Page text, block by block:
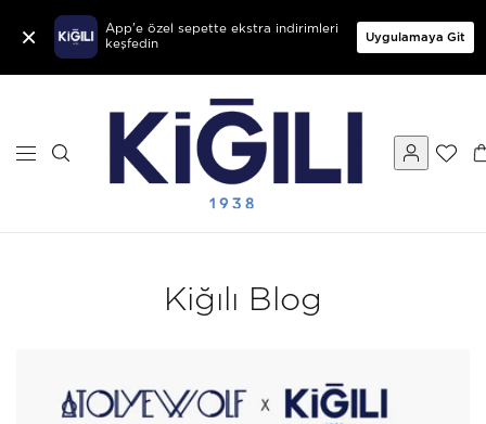
×
App'e özel sepette ekstra indirimleri
keşfedin
Uygulamaya Git
Kiğılı Blog